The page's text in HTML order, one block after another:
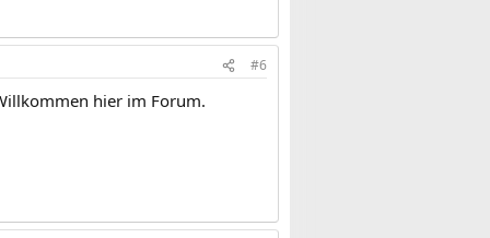
#6
hier im Forum.